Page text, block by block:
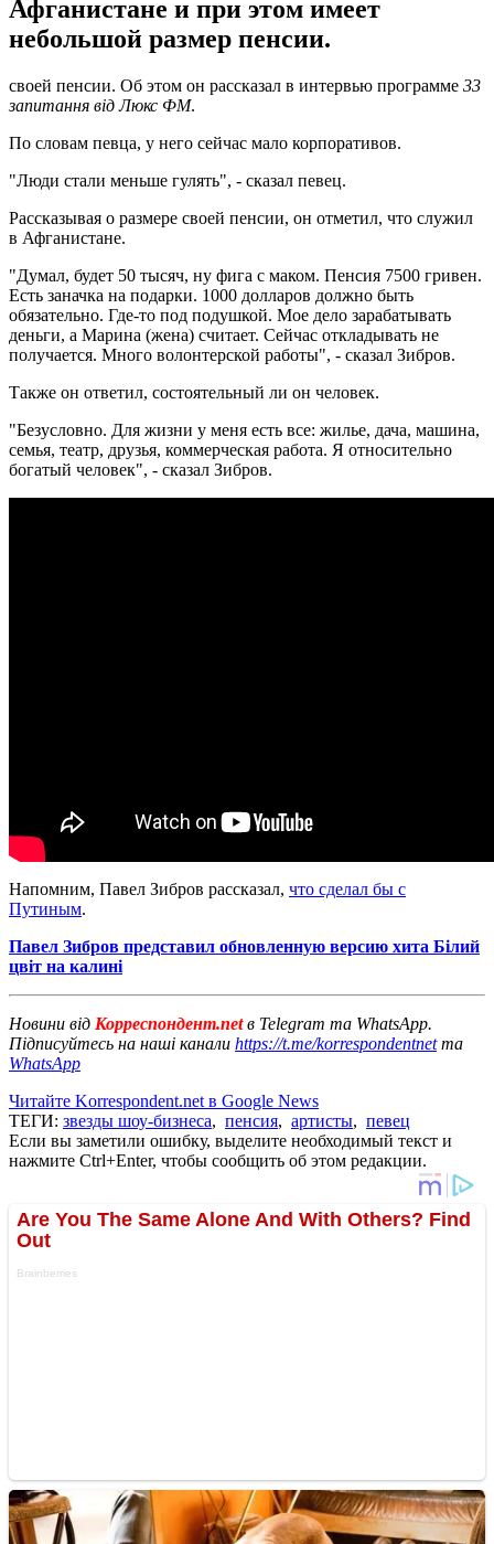
Афганистане и при этом имеет
небольшой размер пенсии.
своей пенсии. Об этом он рассказал в интервью программе 33
запитання від Люкс ФМ.
По словам певца, у него сейчас мало корпоративов.
"Люди стали меньше гулять", - сказал певец.
Рассказывая о размере своей пенсии, он отметил, что служил
в Афганистане.
"Думал, будет 50 тысяч, ну фига с маком. Пенсия 7500 гривен.
Есть заначка на подарки. 1000 долларов должно быть
обязательно. Где-то под подушкой. Мое дело зарабатывать
деньги, а Марина (жена) считает. Сейчас откладывать не
получается. Много волонтерской работы", - сказал Зибров.
Также он ответил, состоятельный ли он человек.
"Безусловно. Для жизни у меня есть все: жилье, дача, машина,
семья, театр, друзья, коммерческая работа. Я относительно
богатый человек", - сказал Зибров.
Напомним, Павел Зибров рассказал, что сделал бы с
Путиным.
Павел Зибров представил обновленную версию хита Білий
цвіт на калині
Новини від Корреспондент.netв Telegram та WhatsApp.
Підписуйтесь на наші канали https://t.me/korrespondentnetта
WhatsApp
Читайте Korrespondent.net в Google News
ТЕГИ: звезды шоу-бизнеса, пенсия, артисты, певец
Если вы заметили ошибку, выделите необходимый текст и
нажмите Ctrl+Enter, чтобы сообщить об этом редакции.